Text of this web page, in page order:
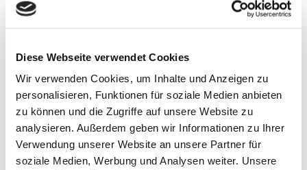
Diese Webseite verwendet Cookies
Wir verwenden Cookies, um Inhalte und Anzeigen zu
personalisieren, Funktionen für soziale Medien anbieten
zu können und die Zugriffe auf unsere Website zu
analysieren. Außerdem geben wir Informationen zu Ihrer
Verwendung unserer Website an unsere Partner für
soziale Medien, Werbung und Analysen weiter. Unsere
E-Mail: info@bestattungen-schmersal.de
Bestattungshaus Bentzien & Brocksiepe
Brambauerstraße 39
44339 Dortmund
www.bentzien-brocksiepe.de
Telefon: +49 231 80 44 94
E-Mail: info@bentzien-brocksiepe.de